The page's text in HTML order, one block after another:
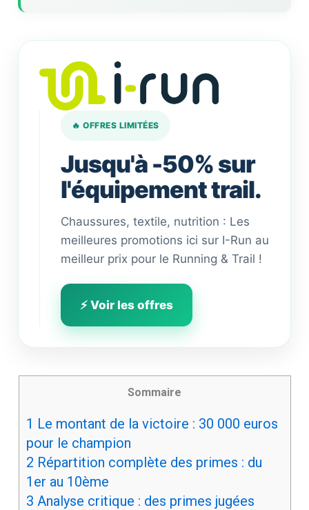
🔥 OFFRES LIMITÉES
Jusqu'à -50% sur
l'équipement trail.
Chaussures, textile, nutrition : Les
meilleures promotions ici sur I-Run au
meilleur prix pour le Running & Trail !
⚡ Voir les offres
Sommaire
1 Le montant de la victoire : 30 000 euros
pour le champion
2 Répartition complète des primes : du
1er au 10ème
3 Analyse critique : des primes jugées